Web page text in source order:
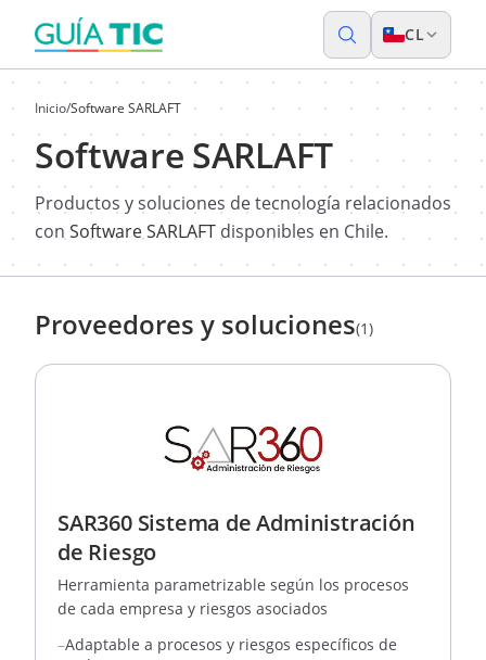
CL
Inicio/Software SARLAFT
Software SARLAFT
Productos y soluciones de tecnología relacionados
con Software SARLAFT disponibles en Chile.
Proveedores y soluciones(1)
SAR360 Sistema de Administración
de Riesgo
Herramienta parametrizable según los procesos
de cada empresa y riesgos asociados
–Adaptable a procesos y riesgos específicos de